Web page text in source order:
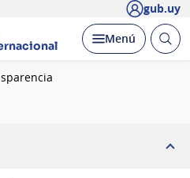
gub.uy
Desplegar
Menú Abrir